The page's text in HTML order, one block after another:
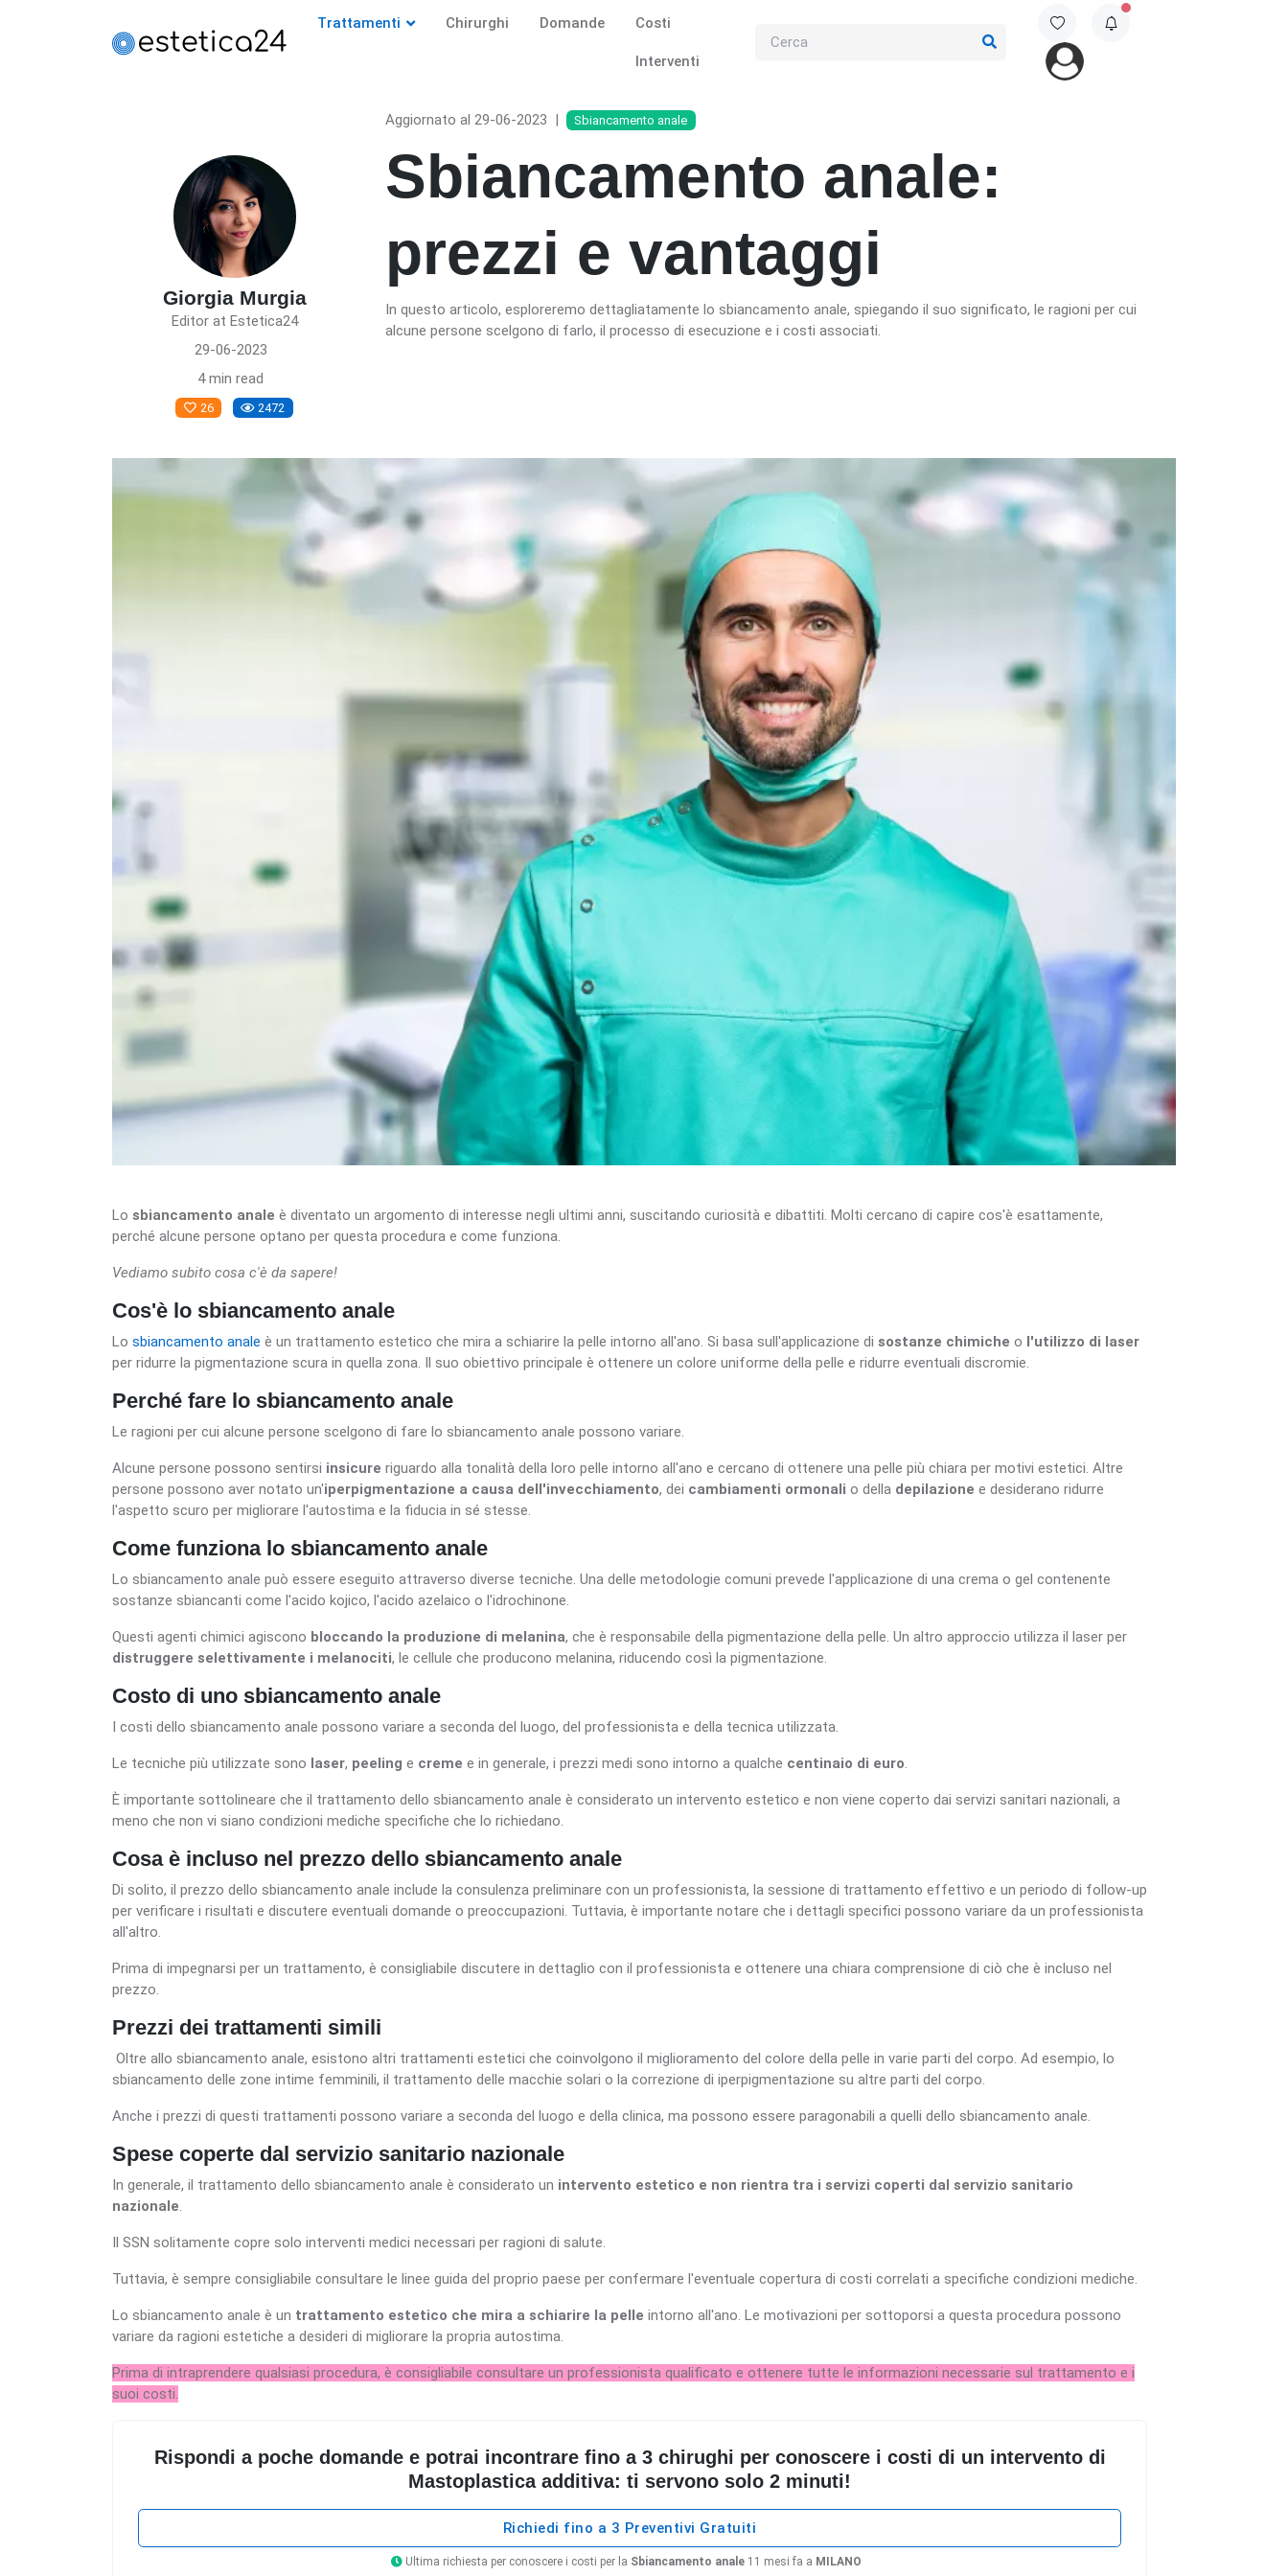
Trattamenti Chirurghi Domande Costi
Interventi
Giorgia Murgia
Editor at Estetica24
29-06-2023
4 min read
26 2472
Aggiornato al 29-06-2023 | Sbiancamento anale
Sbiancamento anale:
prezzi e vantaggi
In questo articolo, esploreremo dettagliatamente lo sbiancamento anale, spiegando il suo significato, le ragioni per cui
alcune persone scelgono di farlo, il processo di esecuzione e i costi associati.
Lo sbiancamento anale è diventato un argomento di interesse negli ultimi anni, suscitando curiosità e dibattiti. Molti cercano di capire cos'è esattamente,
perché alcune persone optano per questa procedura e come funziona.
Vediamo subito cosa c'è da sapere!
Cos'è lo sbiancamento anale
Lo sbiancamento anale è un trattamento estetico che mira a schiarire la pelle intorno all'ano. Si basa sull'applicazione di sostanze chimiche o l'utilizzo di laser
per ridurre la pigmentazione scura in quella zona. Il suo obiettivo principale è ottenere un colore uniforme della pelle e ridurre eventuali discromie.
Perché fare lo sbiancamento anale
Le ragioni per cui alcune persone scelgono di fare lo sbiancamento anale possono variare.
Alcune persone possono sentirsi insicure riguardo alla tonalità della loro pelle intorno all'ano e cercano di ottenere una pelle più chiara per motivi estetici. Altre
persone possono aver notato un'iperpigmentazione a causa dell'invecchiamento, dei cambiamenti ormonali o della depilazione e desiderano ridurre
l'aspetto scuro per migliorare l'autostima e la fiducia in sé stesse.
Come funziona lo sbiancamento anale
Lo sbiancamento anale può essere eseguito attraverso diverse tecniche. Una delle metodologie comuni prevede l'applicazione di una crema o gel contenente
sostanze sbiancanti come l'acido kojico, l'acido azelaico o l'idrochinone.
Questi agenti chimici agiscono bloccando la produzione di melanina, che è responsabile della pigmentazione della pelle. Un altro approccio utilizza il laser per
distruggere selettivamente i melanociti, le cellule che producono melanina, riducendo così la pigmentazione.
Costo di uno sbiancamento anale
I costi dello sbiancamento anale possono variare a seconda del luogo, del professionista e della tecnica utilizzata.
Le tecniche più utilizzate sono laser, peeling e creme e in generale, i prezzi medi sono intorno a qualche centinaio di euro.
È importante sottolineare che il trattamento dello sbiancamento anale è considerato un intervento estetico e non viene coperto dai servizi sanitari nazionali, a
meno che non vi siano condizioni mediche specifiche che lo richiedano.
Cosa è incluso nel prezzo dello sbiancamento anale
Di solito, il prezzo dello sbiancamento anale include la consulenza preliminare con un professionista, la sessione di trattamento effettivo e un periodo di follow-up
per verificare i risultati e discutere eventuali domande o preoccupazioni. Tuttavia, è importante notare che i dettagli specifici possono variare da un professionista
all'altro.
Prima di impegnarsi per un trattamento, è consigliabile discutere in dettaglio con il professionista e ottenere una chiara comprensione di ciò che è incluso nel
prezzo.
Prezzi dei trattamenti simili
Oltre allo sbiancamento anale, esistono altri trattamenti estetici che coinvolgono il miglioramento del colore della pelle in varie parti del corpo. Ad esempio, lo
sbiancamento delle zone intime femminili, il trattamento delle macchie solari o la correzione di iperpigmentazione su altre parti del corpo.
Anche i prezzi di questi trattamenti possono variare a seconda del luogo e della clinica, ma possono essere paragonabili a quelli dello sbiancamento anale.
Spese coperte dal servizio sanitario nazionale
In generale, il trattamento dello sbiancamento anale è considerato un intervento estetico e non rientra tra i servizi coperti dal servizio sanitario
nazionale.
Il SSN solitamente copre solo interventi medici necessari per ragioni di salute.
Tuttavia, è sempre consigliabile consultare le linee guida del proprio paese per confermare l'eventuale copertura di costi correlati a specifiche condizioni mediche.
Lo sbiancamento anale è un trattamento estetico che mira a schiarire la pelle intorno all'ano. Le motivazioni per sottoporsi a questa procedura possono
variare da ragioni estetiche a desideri di migliorare la propria autostima.
Prima di intraprendere qualsiasi procedura, è consigliabile consultare un professionista qualificato e ottenere tutte le informazioni necessarie sul trattamento e i
suoi costi.
Rispondi a poche domande e potrai incontrare fino a 3 chirughi per conoscere i costi di un intervento di
Mastoplastica additiva: ti servono solo 2 minuti!
Richiedi fino a 3 Preventivi Gratuiti
Ultima richiesta per conoscere i costi per la Sbiancamento anale11 mesi fa a MILANO